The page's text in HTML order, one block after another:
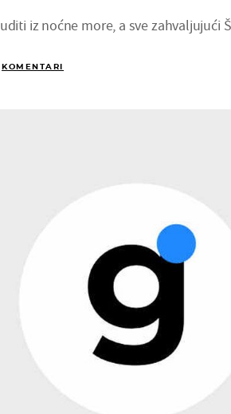
iz noćne more, a sve zahvaljujući
KOMENTARI